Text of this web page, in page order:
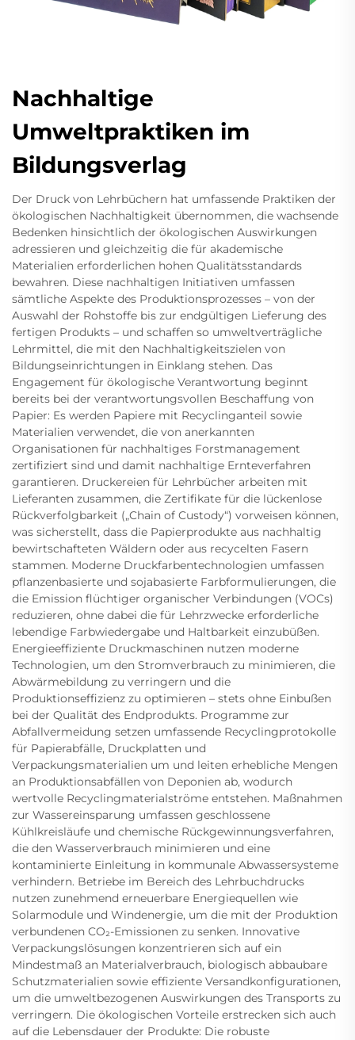
Nachhaltige
Umweltpraktiken im
Bildungsverlag
Der Druck von Lehrbüchern hat umfassende Praktiken der
ökologischen Nachhaltigkeit übernommen, die wachsende
Bedenken hinsichtlich der ökologischen Auswirkungen
adressieren und gleichzeitig die für akademische
Materialien erforderlichen hohen Qualitätsstandards
bewahren. Diese nachhaltigen Initiativen umfassen
sämtliche Aspekte des Produktionsprozesses – von der
Auswahl der Rohstoffe bis zur endgültigen Lieferung des
fertigen Produkts – und schaffen so umweltverträgliche
Lehrmittel, die mit den Nachhaltigkeitszielen von
Bildungseinrichtungen in Einklang stehen. Das
Engagement für ökologische Verantwortung beginnt
bereits bei der verantwortungsvollen Beschaffung von
Papier: Es werden Papiere mit Recyclinganteil sowie
Materialien verwendet, die von anerkannten
Organisationen für nachhaltiges Forstmanagement
zertifiziert sind und damit nachhaltige Ernteverfahren
garantieren. Druckereien für Lehrbücher arbeiten mit
Lieferanten zusammen, die Zertifikate für die lückenlose
Rückverfolgbarkeit („Chain of Custody“) vorweisen können,
was sicherstellt, dass die Papierprodukte aus nachhaltig
bewirtschafteten Wäldern oder aus recycelten Fasern
stammen. Moderne Druckfarbentechnologien umfassen
pflanzenbasierte und sojabasierte Farbformulierungen, die
die Emission flüchtiger organischer Verbindungen (VOCs)
reduzieren, ohne dabei die für Lehrzwecke erforderliche
lebendige Farbwiedergabe und Haltbarkeit einzubüßen.
Energieeffiziente Druckmaschinen nutzen moderne
Technologien, um den Stromverbrauch zu minimieren, die
Abwärmebildung zu verringern und die
Produktionseffizienz zu optimieren – stets ohne Einbußen
bei der Qualität des Endprodukts. Programme zur
Abfallvermeidung setzen umfassende Recyclingprotokolle
für Papierabfälle, Druckplatten und
Verpackungsmaterialien um und leiten erhebliche Mengen
an Produktionsabfällen von Deponien ab, wodurch
wertvolle Recyclingmaterialströme entstehen. Maßnahmen
zur Wassereinsparung umfassen geschlossene
Kühlkreisläufe und chemische Rückgewinnungsverfahren,
die den Wasserverbrauch minimieren und eine
kontaminierte Einleitung in kommunale Abwassersysteme
verhindern. Betriebe im Bereich des Lehrbuchdrucks
nutzen zunehmend erneuerbare Energiequellen wie
Solarmodule und Windenergie, um die mit der Produktion
verbundenen CO₂-Emissionen zu senken. Innovative
Verpackungslösungen konzentrieren sich auf ein
Mindestmaß an Materialverbrauch, biologisch abbaubare
Schutzmaterialien sowie effiziente Versandkonfigurationen,
um die umweltbezogenen Auswirkungen des Transports zu
verringern. Die ökologischen Vorteile erstrecken sich auch
auf die Lebensdauer der Produkte: Die robuste